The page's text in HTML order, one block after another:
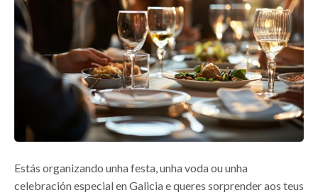
Estás organizando unha festa, unha voda ou unha
celebración especial en Galicia e queres sorprender aos teus